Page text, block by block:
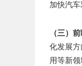
加快汽
（三）
化发展
用等新